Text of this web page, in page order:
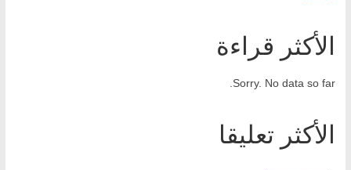
الأكثر قراءة
Sorry. No data so far.
الأكثر تعليقا